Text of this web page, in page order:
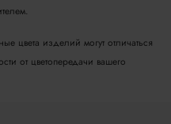
цвета изделий могут отличаться
от цветопередачи вашего